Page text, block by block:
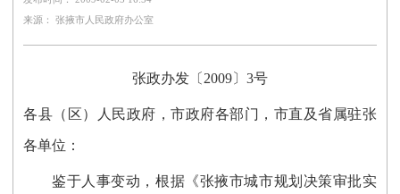
来源： 张掖市人民政府办公室
张政办发〔2009〕3号
各县（区）人民政府，市政府各部门，市直及省属驻张
各单位：
鉴于人事变动，根据《张掖市城市规划决策审批实